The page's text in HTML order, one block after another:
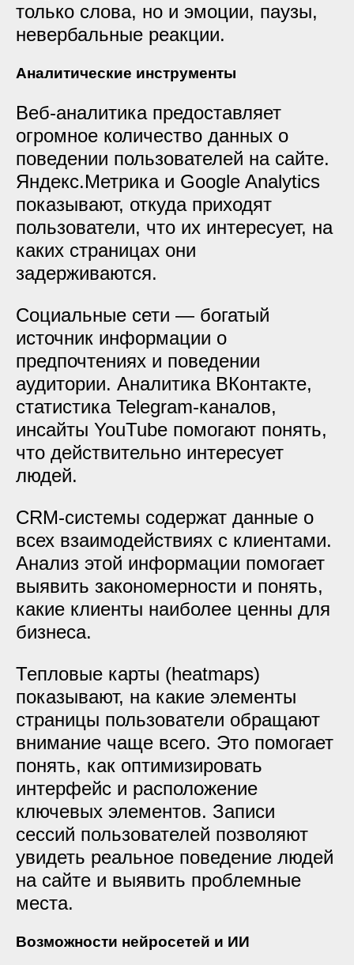
только слова, но и эмоции, паузы,
невербальные реакции.
Аналитические инструменты
Веб-аналитика предоставляет
огромное количество данных о
поведении пользователей на сайте.
Яндекс.Метрика и Google Analytics
показывают, откуда приходят
пользователи, что их интересует, на
каких страницах они
задерживаются.
Социальные сети — богатый
источник информации о
предпочтениях и поведении
аудитории. Аналитика ВКонтакте,
статистика Telegram-каналов,
инсайты YouTube помогают понять,
что действительно интересует
людей.
CRM-системы содержат данные о
всех взаимодействиях с клиентами.
Анализ этой информации помогает
выявить закономерности и понять,
какие клиенты наиболее ценны для
бизнеса.
Тепловые карты (heatmaps)
показывают, на какие элементы
страницы пользователи обращают
внимание чаще всего. Это помогает
понять, как оптимизировать
интерфейс и расположение
ключевых элементов. Записи
сессий пользователей позволяют
увидеть реальное поведение людей
на сайте и выявить проблемные
места.
Возможности нейросетей и ИИ